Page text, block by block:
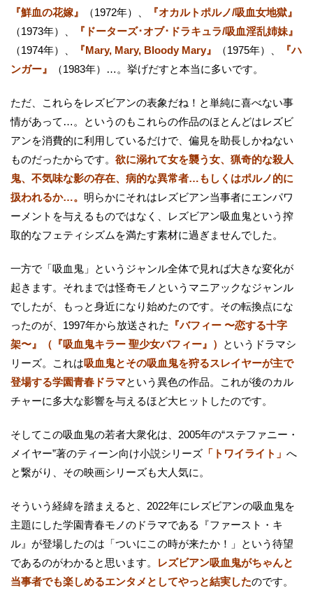
『鮮血の花嫁』
（1972年）、
『オカルトポルノ/吸血女地獄』
（1973年）、
『ドーターズ･オブ･ドラキュラ/吸血淫乱姉妹』
（1974年）、
『Mary, Mary, Bloody Mary』 （1975年）、
『ハ
ンガー』
（1983年）…。挙げだすと本当に多いです。
ただ、これらをレズビアンの表象だね！と単純に喜べない事
情があって…。というのもこれらの作品のほとんどはレズビ
アンを消費的に利用しているだけで、偏見を助長しかねない
ものだったからです。 欲に溺れて女を襲う女、猟奇的な殺人
鬼、不気味な影の存在、病的な異常者…もしくはポルノ的に
扱われるか…。 明らかにそれはレズビアン当事者にエンパワ
ーメントを与えるものではなく、レズビアン吸血鬼という搾
取的なフェティシズムを満たす素材に過ぎませんでした。
一方で「吸血鬼」というジャンル全体で見れば大きな変化が
起きます。それまでは怪奇モノというマニアックなジャンル
でしたが、もっと身近になり始めたのです。その転換点にな
ったのが、1997年から放送された
『バフィー 〜恋する十字
架〜』（『吸血鬼キラー 聖少女バフィー』）
というドラマシ
リーズ。これは吸血鬼とその吸血鬼を狩るスレイヤーが主で
登場する学園青春ドラマという異色の作品。これが後のカル
チャーに多大な影響を与えるほど大ヒットしたのです。
そしてこの吸血鬼の若者大衆化は、2005年の“ステファニー・
メイヤー”著のティーン向け小説シリーズ 「トワイライト」 へ
と繋がり、その映画シリーズも大人気に。
そういう経緯を踏まえると、2022年にレズビアンの吸血鬼を
主題にした学園青春モノのドラマである『ファースト・キ
ル』が登場したのは「ついにこの時が来たか！」という待望
であるのがわかると思います。
レズビアン吸血鬼がちゃんと
当事者でも楽しめるエンタメとしてやっと結実したのです。